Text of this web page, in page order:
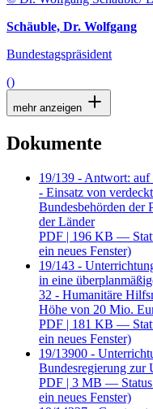
Schäuble, Dr. Wolfgang
Bundestagspräsident
()
mehr anzeigen
Dokumente
19/139 - Antwort:
- Einsatz von
Bundesbehörden der
der Länder
PDF | 196 KB —
ein neues Fenster)
19/143 -
in eine
32 - Humanitäre
Höhe von 20 Mio.
PDF | 181 KB —
ein neues Fenster)
19/13900 -
Bundesregierung zur
PDF | 3 MB —
ein neues Fenster)